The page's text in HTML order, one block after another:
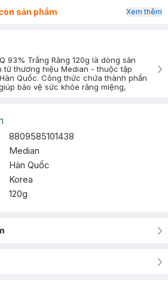
sản phẩm Xem thêm
93% Trắng Răng 120g là dòng sản
từ thương hiệu Median - thuộc tập
Quốc. Công thức chứa thành phần
bảo vệ sức khỏe răng miệng,
8809585101438
Median
Hàn Quốc
Korea
120g